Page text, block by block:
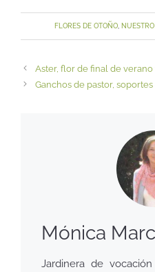
FLORES DE OTOÑO,
Aster, flor de final de
Ganchos de pastor,
Mónica
Jardinera de